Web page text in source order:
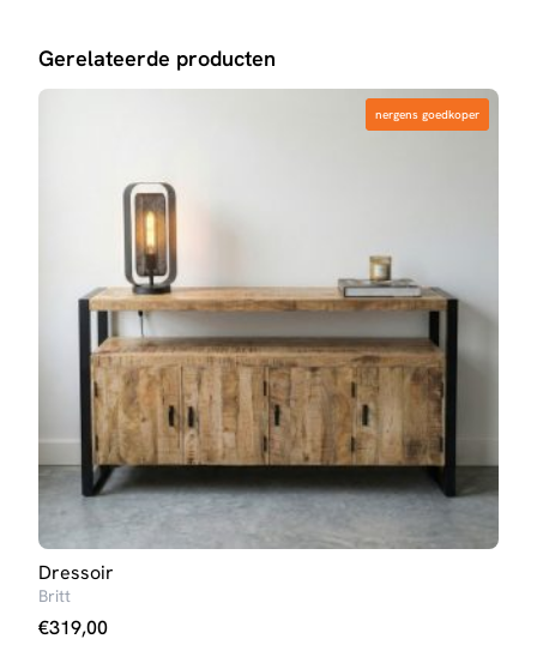
Gerelateerde producten
nergens goedkoper
nergens goedkoper
Dressoir
Britt
€319,00